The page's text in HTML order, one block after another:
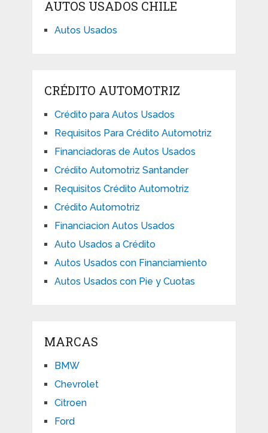
AUTOS USADOS CHILE
Autos Usados
CRÉDITO AUTOMOTRIZ
Crédito para Autos Usados
Requisitos Para Crédito Automotriz
Financiadoras de Autos Usados
Crédito Automotriz Santander
Requisitos Crédito Automotriz
Crédito Automotriz
Financiacion Autos Usados
Auto Usados a Crédito
Autos Usados con Financiamiento
Autos Usados con Pie y Cuotas
MARCAS
BMW
Chevrolet
Citroen
Ford